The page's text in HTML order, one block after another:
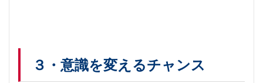
３・意識を変えるチャンス